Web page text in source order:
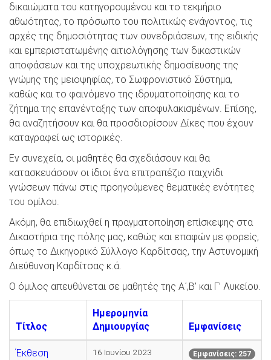
δικαιώματα του κατηγορουμένου και το τεκμήριο
αθωότητας, το πρόσωπο του πολιτικώς ενάγοντος, τις
αρχές της δημοσιότητας των συνεδριάσεων, της ειδικής
και εμπεριστατωμένης αιτιολόγησης των δικαστικών
αποφάσεων και της υποχρεωτικής δημοσίευσης της
γνώμης της μειοψηφίας, το Σωφρονιστικό Σύστημα,
καθώς και το φαινόμενο της ιδρυματοποίησης και το
ζήτημα της επανένταξης των αποφυλακισμένων. Επίσης,
θα αναζητήσουν και θα προσδιορίσουν Δίκες που έχουν
καταγραφεί ως ιστορικές.
Εν συνεχεία, οι μαθητές θα σχεδιάσουν και θα
κατασκευάσουν οι ίδιοι ένα επιτραπέζιο παιχνίδι
γνώσεων πάνω στις προηγούμενες θεματικές ενότητες
του ομίλου.
Ακόμη, θα επιδιωχθεί η πραγματοποίηση επίσκεψης στα
Δικαστήρια της πόλης μας, καθώς και επαφών με φορείς,
όπως το Δικηγορικό Σύλλογο Καρδίτσας, την Αστυνομική
Διεύθυνση Καρδίτσας κ.ά.
Ο όμιλος απευθύνεται σε μαθητές της Α΄,Β’ και Γ’ Λυκείου.
Τίτλος
Ημερομηνία
Δημιουργίας
Εμφανίσεις
Έκθεση
16 Ιουνίου 2023 Εμφανίσεις: 257